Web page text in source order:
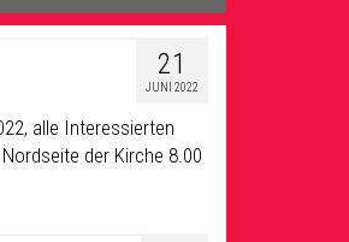
21
JUNI 2022
alle Interessierten
der Kirche 8.00